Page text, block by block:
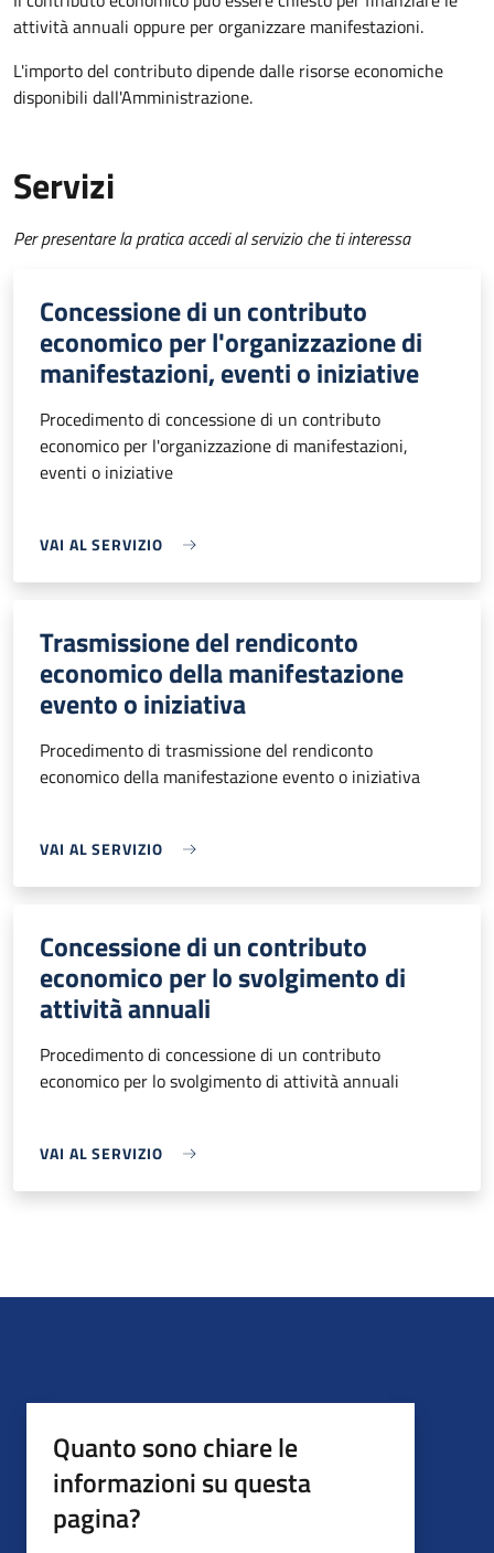
attività annuali oppure per organizzare manifestazioni.
L'importo del contributo dipende dalle risorse economiche
disponibili dall'Amministrazione.
Servizi
Per presentare la pratica accedi al servizio che ti interessa
Concessione di un contributo
economico per l'organizzazione di
manifestazioni, eventi o iniziative
Procedimento di concessione di un contributo
economico per l'organizzazione di manifestazioni,
eventi o iniziative
VAI AL SERVIZIO
Trasmissione del rendiconto
economico della manifestazione
evento o iniziativa
Procedimento di trasmissione del rendiconto
economico della manifestazione evento o iniziativa
VAI AL SERVIZIO
Concessione di un contributo
economico per lo svolgimento di
attività annuali
Procedimento di concessione di un contributo
economico per lo svolgimento di attività annuali
VAI AL SERVIZIO
Quanto sono chiare le
informazioni su questa
pagina?